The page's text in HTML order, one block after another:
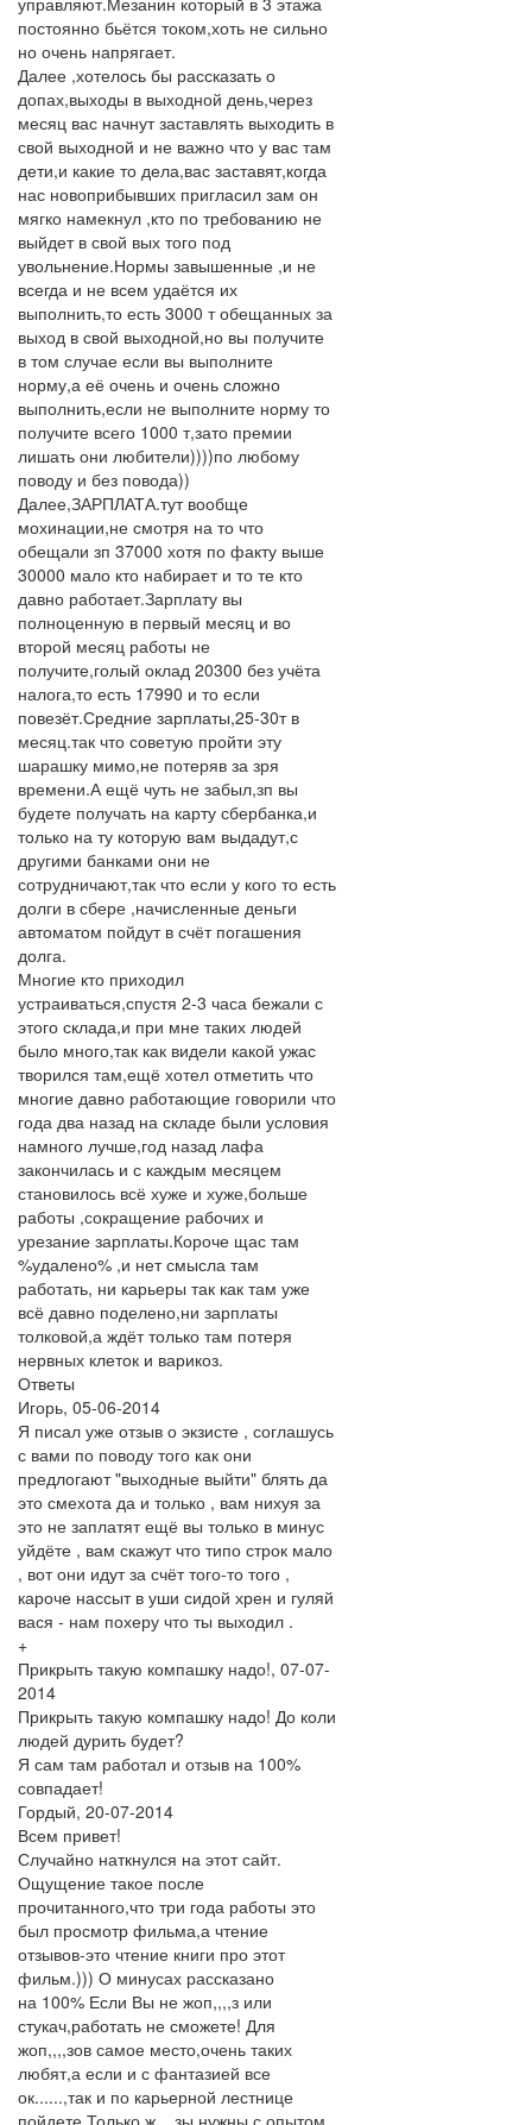
постоянно бьётся током,хоть не сильно
но очень напрягает.
Далее ,хотелось бы рассказать о
допах,выходы в выходной день,через
месяц вас начнут заставлять выходить в
свой выходной и не важно что у вас там
дети,и какие то дела,вас заставят,когда
нас новоприбывших пригласил зам он
мягко намекнул ,кто по требованию не
выйдет в свой вых того под
увольнение.Нормы завышенные ,и не
всегда и не всем удаётся их
выполнить,то есть 3000 т обещанных за
выход в свой выходной,но вы получите
в том случае если вы выполните
норму,а её очень и очень сложно
выполнить,если не выполните норму то
получите всего 1000 т,зато премии
лишать они любители))))по любому
поводу и без повода))
Далее,ЗАРПЛАТА.тут вообще
мохинации,не смотря на то что
обещали зп 37000 хотя по факту выше
30000 мало кто набирает и то те кто
давно работает.Зарплату вы
полноценную в первый месяц и во
второй месяц работы не
получите,голый оклад 20300 без учёта
налога,то есть 17990 и то если
повезёт.Средние зарплаты,25-30т в
месяц.так что советую пройти эту
шарашку мимо,не потеряв за зря
времени.А ещё чуть не забыл,зп вы
будете получать на карту сбербанка,и
только на ту которую вам выдадут,с
другими банками они не
сотрудничают,так что если у кого то есть
долги в сбере ,начисленные деньги
автоматом пойдут в счёт погашения
долга.
Многие кто приходил
устраиваться,спустя 2-3 часа бежали с
этого склада,и при мне таких людей
было много,так как видели какой ужас
творился там,ещё хотел отметить что
многие давно работающие говорили что
года два назад на складе были условия
намного лучше,год назад лафа
закончилась и с каждым месяцем
становилось всё хуже и хуже,больше
работы ,сокращение рабочих и
урезание зарплаты.Короче щас там
%удалено% ,и нет смысла там
работать, ни карьеры так как там уже
всё давно поделено,ни зарплаты
толковой,а ждёт только там потеря
нервных клеток и варикоз.
Ответы
Игорь, 05-06-2014
Я писал уже отзыв о экзисте , соглашусь
с вами по поводу того как они
предлогают "выходные выйти" блять да
это смехота да и только , вам нихуя за
это не заплатят ещё вы только в минус
уйдёте , вам скажут что типо строк мало
, вот они идут за счёт того-то того ,
кароче нассыт в уши сидой хрен и гуляй
вася - нам похеру что ты выходил .
+
Прикрыть такую компашку надо!, 07-07-
2014
Прикрыть такую компашку надо! До коли
людей дурить будет?
Я сам там работал и отзыв на 100%
совпадает!
Гордый, 20-07-2014
Всем привет!
Случайно наткнулся на этот сайт.
Ощущение такое после
прочитанного,что три года работы это
был просмотр фильма,а чтение
отзывов-это чтение книги про этот
фильм.))) О минусах рассказано
на 100% Если Вы не жоп,,,,з или
стукач,работать не сможете! Для
жоп,,,,зов самое место,очень таких
любят,а если и с фантазией все
ок......,так и по карьерной лестнице
пойдете.Только ж,,,,зы нужны с опытом